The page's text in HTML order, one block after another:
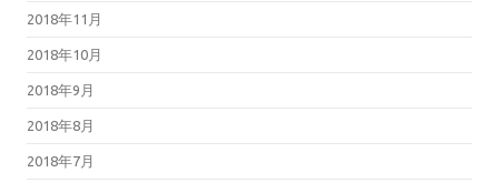
2018年11月
2018年10月
2018年9月
2018年8月
2018年7月